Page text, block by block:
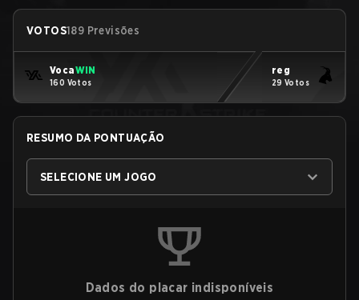
VOTOS189 Previsões
VocaWIN
160 Votos
reg
29 Votos
RESUMO DA PONTUAÇÃO
SELECIONE UM JOGO
Dados do placar indisponíveis